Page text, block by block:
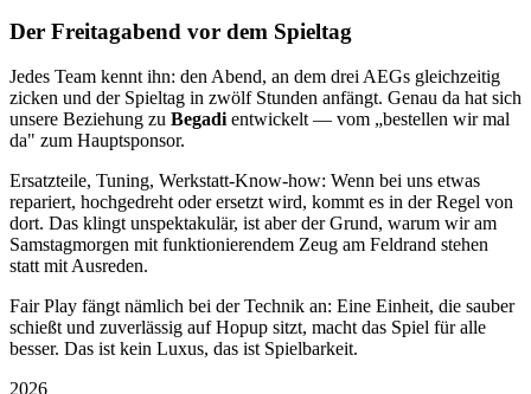
Der Freitagabend vor dem Spieltag
Jedes Team kennt ihn: den Abend, an dem drei AEGs gleichzeitig
zicken und der Spieltag in zwölf Stunden anfängt. Genau da hat sich
unsere Beziehung zu Begadientwickelt — vom „bestellen wir mal
da" zum Hauptsponsor.
Ersatzteile, Tuning, Werkstatt-Know-how: Wenn bei uns etwas
repariert, hochgedreht oder ersetzt wird, kommt es in der Regel von
dort. Das klingt unspektakulär, ist aber der Grund, warum wir am
Samstagmorgen mit funktionierendem Zeug am Feldrand stehen
statt mit Ausreden.
Fair Play fängt nämlich bei der Technik an: Eine Einheit, die sauber
schießt und zuverlässig auf Hopup sitzt, macht das Spiel für alle
besser. Das ist kein Luxus, das ist Spielbarkeit.
2026